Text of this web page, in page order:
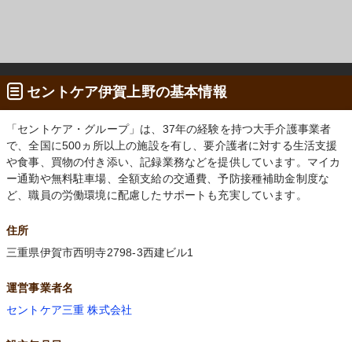
セントケア伊賀上野の基本情報
「セントケア・グループ」は、37年の経験を持つ大手介護事業者
で、全国に500ヵ所以上の施設を有し、要介護者に対する生活支援
や食事、買物の付き添い、記録業務などを提供しています。マイカ
ー通勤や無料駐車場、全額支給の交通費、予防接種補助金制度な
ど、職員の労働環境に配慮したサポートも充実しています。
住所
三重県伊賀市西明寺2798-3西建ビル1
運営事業者名
セントケア三重 株式会社